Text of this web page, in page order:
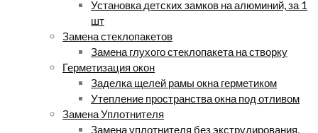
Установка детских замков на алюминий, за 1
шт
Замена стеклопакетов
Замена глухого стеклопакета на створку
Герметизация окон
Заделка щелей рамы окна герметиком
Утепление пространства окна под отливом
Замена Уплотнителя
Замена уплотнителя без экструдирования,